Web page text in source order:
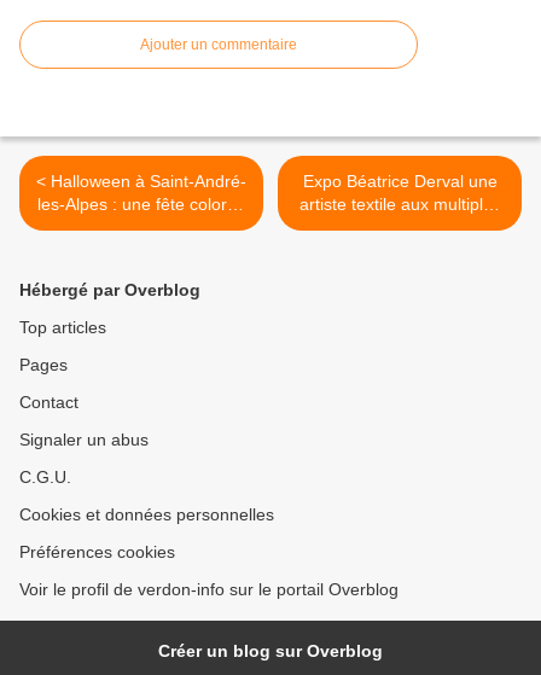
Ajouter un commentaire
< Halloween à Saint-André-
les-Alpes : une fête colorée
et joyeuse.
Expo Béatrice Derval une
artiste textile aux multiples
facettes. >
Hébergé par Overblog
Top articles
Pages
Contact
Signaler un abus
C.G.U.
Cookies et données personnelles
Préférences cookies
Voir le profil de verdon-info sur le portail Overblog
Créer un blog sur Overblog